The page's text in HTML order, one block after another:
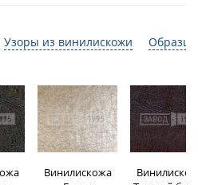
Узоры из винилискожи
Винилискожа